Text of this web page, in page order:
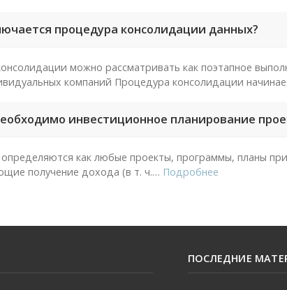
процедура консолидации данных?
можно рассматривать как поэтапное
компаний Процедура консолидации
инвестиционное планирование
как любые проекты, программы, планы
получение дохода (в т. ч.… Подробнее
ПОСЛЕДНИЕ